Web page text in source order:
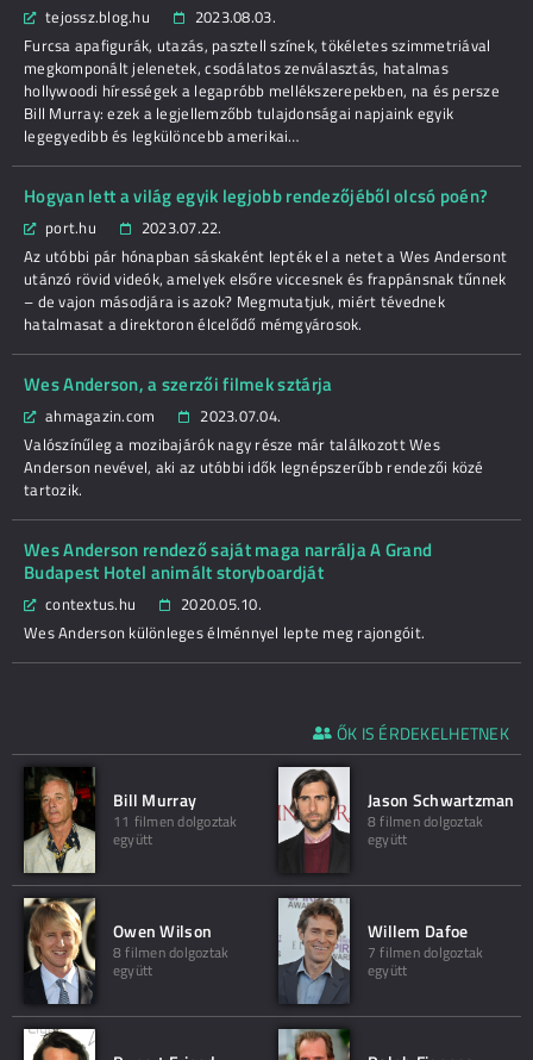
tejossz.blog.hu
2023.08.03.
Furcsa apafigurák, utazás, pasztell színek, tökéletes szimmetriával
megkomponált jelenetek, csodálatos zenválasztás, hatalmas
hollywoodi hírességek a legapróbb mellékszerepekben, na és persze
Bill Murray: ezek a legjellemzőbb tulajdonságai napjaink egyik
legegyedibb és legkülöncebb amerikai…
Hogyan lett a világ egyik legjobb rendezőjéből olcsó poén?
port.hu
2023.07.22.
Az utóbbi pár hónapban sáskaként lepték el a netet a Wes Andersont
utánzó rövid videók, amelyek elsőre viccesnek és frappánsnak tűnnek
– de vajon másodjára is azok? Megmutatjuk, miért tévednek
hatalmasat a direktoron élcelődő mémgyárosok.
Wes Anderson, a szerzői filmek sztárja
ahmagazin.com
2023.07.04.
Valószínűleg a mozibajárók nagy része már találkozott Wes
Anderson nevével, aki az utóbbi idők legnépszerűbb rendezői közé
tartozik.
Wes Anderson rendező saját maga narrálja A Grand
Budapest Hotel animált storyboardját
contextus.hu
2020.05.10.
Wes Anderson különleges élménnyel lepte meg rajongóit.
ŐK IS ÉRDEKELHETNEK
Bill Murray
11 filmen dolgoztak
együtt
Jason Schwartzman
8 filmen dolgoztak
együtt
Owen Wilson
8 filmen dolgoztak
együtt
Willem Dafoe
7 filmen dolgoztak
együtt